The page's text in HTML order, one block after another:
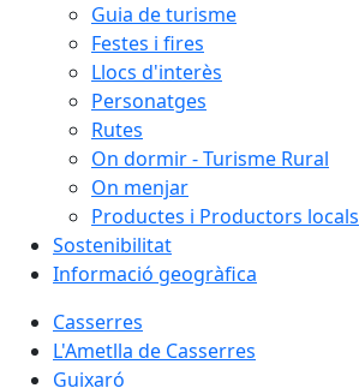
Guia de turisme
Festes i fires
Llocs d'interès
Personatges
Rutes
On dormir - Turisme Rural
On menjar
Productes i Productors locals
Sostenibilitat
Informació geogràfica
Casserres
L'Ametlla de Casserres
Guixaró